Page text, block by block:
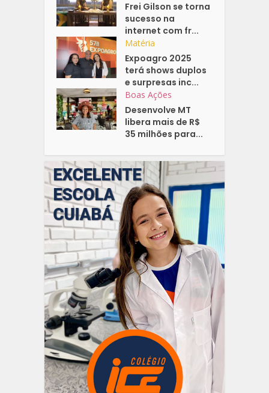
Frei Gilson se torna
sucesso na
internet com fr...
Matéria
Expoagro 2025
terá shows duplos
e surpresas inc...
Boas Ações
Desenvolve MT
libera mais de R$
35 milhões para...